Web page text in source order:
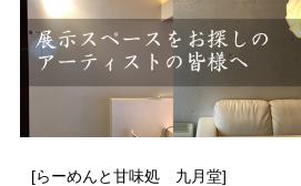
[らーめんと甘味処 九月堂]